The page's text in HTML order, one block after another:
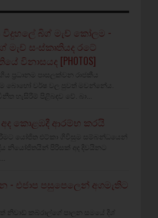
විදුහලේ බිග් මැච් කෝලම -
මැච් සංස්කෘතියද රටේ
විනාසයද [PHOTOS]
ප්‍රධානම පාසලක්වන රාජකීය
බොහෝ වර්ෂ වල පුවත් මවන්නේය.
හැසිරීම් පිළිබඳව වේ. බා...
අද කොළඹදී ආරම්භ කරයි
යෝජිත එට්කා ගිවිසුම සම්බන්ධයෙන්
නියෝජිතයින් පිරිසක් අද දිවයිනට
- එජාප පසුපෙලෙන් අගමැතිට
නිවාඩ් කබ්රාල්ගේ පාලන සමයේ දීශ්‍